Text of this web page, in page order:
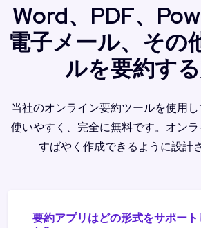
Word、PDF、
電子メール、その
ルを要約す
当社のオンライン要約ツールを使用
使いやすく、完全に無料です。オン
すばやく作成できるように設計
要約アプリはどの形式をサポー